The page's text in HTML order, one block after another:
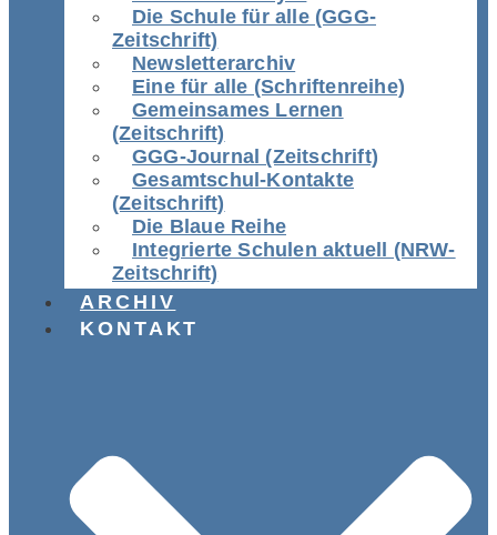
Die Schule für alle (GGG-
Zeitschrift)
Newsletterarchiv
Eine für alle (Schriftenreihe)
Gemeinsames Lernen
(Zeitschrift)
GGG-Journal (Zeitschrift)
Gesamtschul-Kontakte
(Zeitschrift)
Die Blaue Reihe
Integrierte Schulen aktuell (NRW-
Zeitschrift)
ARCHIV
KONTAKT